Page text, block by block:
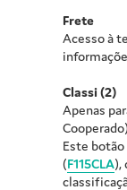
Frete
Acesso à
Classi (2)
Apenas
Este
(F115CLA),